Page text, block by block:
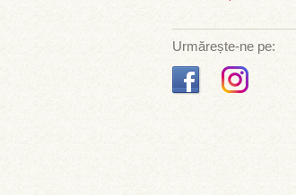
Urmărește-ne pe: